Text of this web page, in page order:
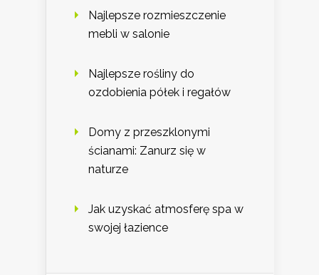
Najlepsze rozmieszczenie
mebli w salonie
Najlepsze rośliny do
ozdobienia półek i regałów
Domy z przeszklonymi
ścianami: Zanurz się w
naturze
Jak uzyskać atmosferę spa w
swojej łazience